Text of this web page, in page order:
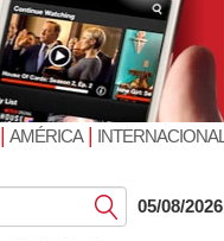
| AMÉRICA| INTERNACIONAL
Submit05/08/2026